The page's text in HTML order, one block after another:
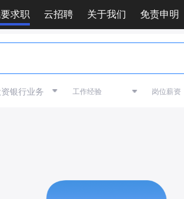
求职 云招聘 关于我们 免责申明
银行业务